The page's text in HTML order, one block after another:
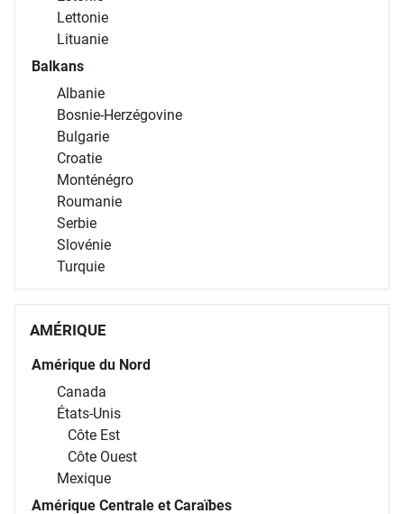
Suède
Pays Baltes
Estonie
Lettonie
Lituanie
Balkans
Albanie
Bosnie-Herzégovine
Bulgarie
Croatie
Monténégro
Roumanie
Serbie
Turquie
AMÉRIQUE
Amérique du Nord
Canada
États-Unis
Côte Est